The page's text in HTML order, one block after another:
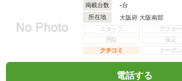
掲載台数 -台
所在地
大阪府 大阪南部
スタッフ
アフター
買取
保証
クチコミ
クーポン
電話する